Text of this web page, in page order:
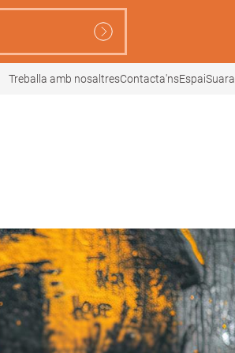
Treballa amb nosaltresContacta'nsEspaiSuara